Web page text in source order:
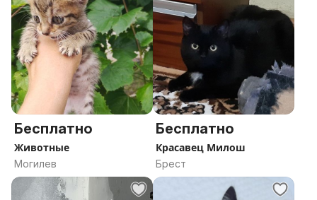
Бесплатно
Животные
Могилев
Бесплатно
Красавец Милош
Брест